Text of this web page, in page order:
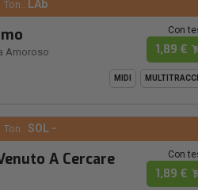
Ton.: LAb
Amoroso
Con
1,89 €
MIDI
Ton.: SOL -
A Cercare
Con
1,89 €